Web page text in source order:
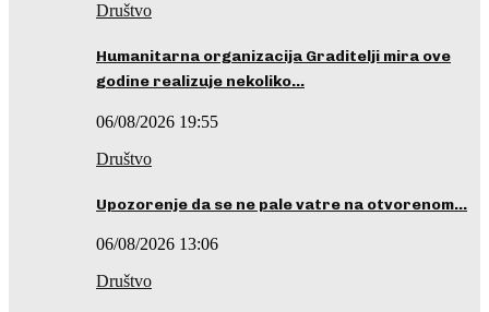
Društvo
Humanitarna organizacija Graditelji mira ove
godine realizuje nekoliko…
06/08/2026 19:55
Društvo
Upozorenje da se ne pale vatre na otvorenom…
06/08/2026 13:06
Društvo